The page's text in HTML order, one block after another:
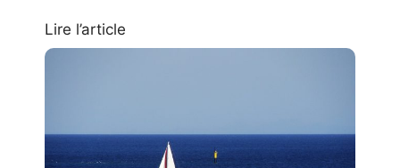
Lire l’article